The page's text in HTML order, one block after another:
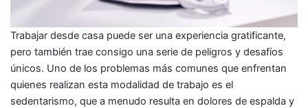
Trabajar desde casa puede ser una experiencia gratificante,
pero también trae consigo una serie de peligros y desafíos
únicos. Uno de los problemas más comunes que enfrentan
quienes realizan esta modalidad de trabajo es el
sedentarismo, que a menudo resulta en dolores de espalda y